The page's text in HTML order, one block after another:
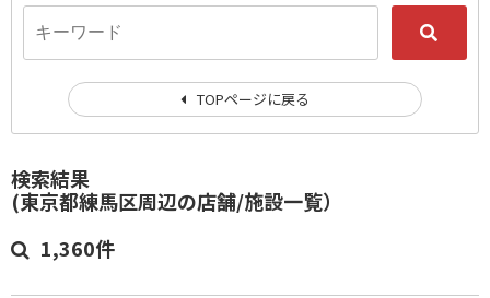
検索結果
(東京都練馬区周辺の店舗/施設一覧）
1,360件
TOPページに戻る